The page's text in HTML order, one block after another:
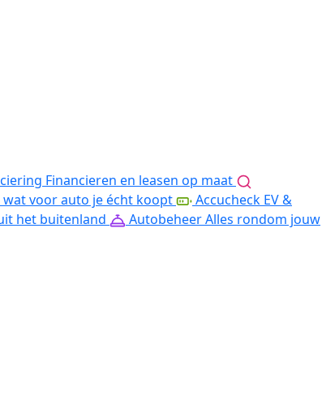
Financieren en leasen op maat
wat voor auto je écht koopt
Accucheck EV &
het buitenland AutobeheerAlles rondom jouw